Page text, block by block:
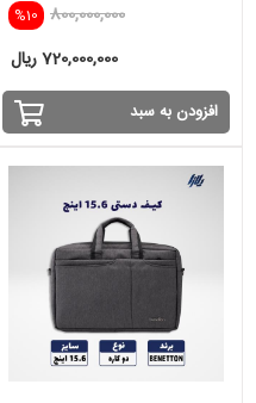
%10 800,000,000
720,000,000 ریال
افزودن به سبد